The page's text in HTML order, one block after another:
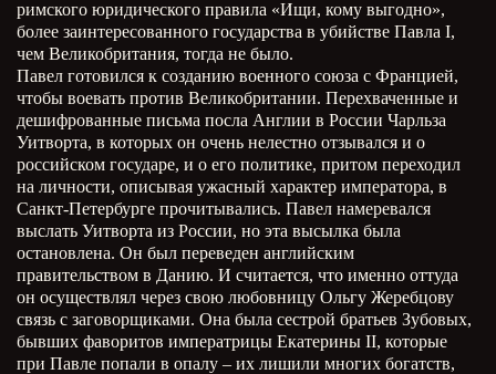
римского юридического правила «Ищи, кому выгодно»,
более заинтересованного государства в убийстве Павла I,
чем Великобритания, тогда не было.
Павел готовился к созданию военного союза с Францией,
чтобы воевать против Великобритании. Перехваченные и
дешифрованные письма посла Англии в России Чарльза
Уитворта, в которых он очень нелестно отзывался и о
российском государе, и о его политике, притом переходил
на личности, описывая ужасный характер императора, в
Санкт-Петербурге прочитывались. Павел намеревался
выслать Уитворта из России, но эта высылка была
остановлена. Он был переведен английским
правительством в Данию. И считается, что именно оттуда
он осуществлял через свою любовницу Ольгу Жеребцову
связь с заговорщиками. Она была сестрой братьев Зубовых,
бывших фаворитов императрицы Екатерины II, которые
при Павле попали в опалу – их лишили многих богатств,